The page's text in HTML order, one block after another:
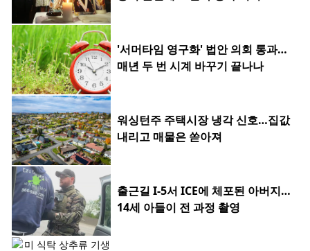
'서머타임 영구화' 법안 의회 통과…
매년 두 번 시계 바꾸기 끝나나
워싱턴주 주택시장 냉각 신호…집값
내리고 매물은 쏟아져
출근길 I-5서 ICE에 체포된 아버지…
14세 아들이 전 과정 촬영